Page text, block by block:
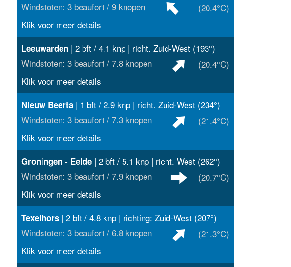
Windstoten: 3 beaufort / 9 knopen
(20.4°C)
Klik voor meer details
Leeuwarden| 2 bft / 4.1 knp | richt. Zuid-West (193°)
Windstoten: 3 beaufort / 7.8 knopen
(20.4°C)
Klik voor meer details
Nieuw Beerta| 1 bft / 2.9 knp | richt. Zuid-West (234°)
Windstoten: 3 beaufort / 7.3 knopen
(21.4°C)
Klik voor meer details
Groningen - Eelde| 2 bft / 5.1 knp | richt. West (262°)
Windstoten: 3 beaufort / 7.9 knopen
(20.7°C)
Klik voor meer details
Texelhors| 2 bft / 4.8 knp | richting: Zuid-West (207°)
Windstoten: 3 beaufort / 6.8 knopen
(21.3°C)
Klik voor meer details